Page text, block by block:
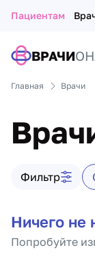
Пациентам
ВРАЧИ
Главная Врачи
Фильтр
Фильтр
Список
Ничего не
Попробуйте